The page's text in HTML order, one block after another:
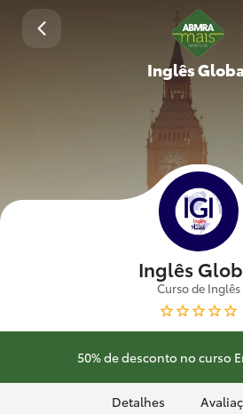
Inglês
Inglês
Curso de Inglês
50% de desconto no curso
Detalhes